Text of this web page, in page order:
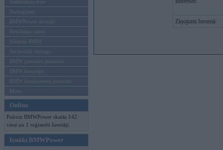
Vadāmības tests
Autosports
BMWPower aktuāli
Reklāmas raksti
Mēneša BMW
Sērijveida tūnings
BMW pasaules jaunumi
BMW koncepti
BMW konkurentu jaunumi
Moto
Online
Pašreiz BMWPower skatās 142
viesi un 1 reģistrēti lietotāji.
Ienākt BMWPower
Ziņojumi forumā: